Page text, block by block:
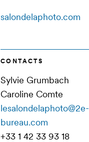
salondelaphoto.com
CONTACTS
Sylvie Grumbach
Caroline Comte
lesalondelaphoto@2e-
bureau.com
+33 1 42 33 93 18